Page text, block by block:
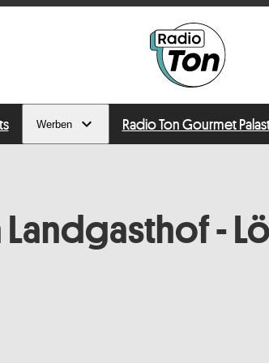
Werben Radio Ton Gourmet
Landgasthof -